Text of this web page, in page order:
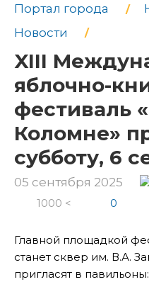
Портал города
Новости
XIII
яблочно-
фестиваль
Коломне»
субботу, 6
05 сентября 2025
1000 < 0
Главной площадкой
станет сквер им. В.А.
пригласят в